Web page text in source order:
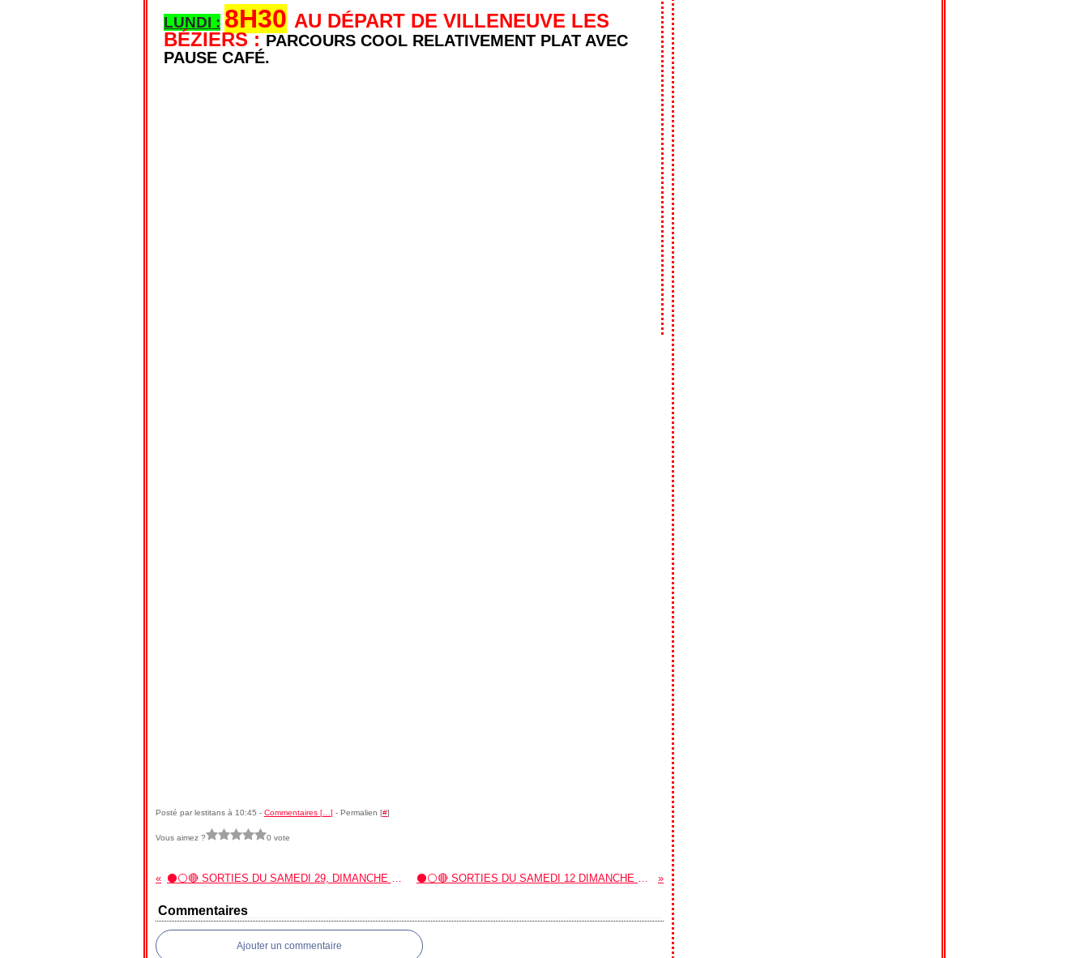
LUNDI : 8H30 AU DÉPART DE VILLENEUVE LES
BÉZIERS :PARCOURS COOL RELATIVEMENT PLAT AVEC
PAUSE CAFÉ.
Posté par lestitans à 10:45 - Commentaires [ ] - Permalien [#]
Vous aimez ? 0 vote
⚫⚪🔴 SORTIES DU SAMEDI 29, DIMANCHE 30 ET LUNDI 31 MARS 2025. ⚫⚪🔴 SORTIES DU SAMEDI 12 DIMANCHE 13 ET LUNDI 14 AVRIL 2025.
Commentaires
Ajouter un commentaire